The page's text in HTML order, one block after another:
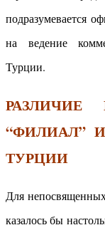
подразумевается
на ведение
Турции.
“ФИЛИАЛ”
ТУРЦИИ
Для
казалось бы